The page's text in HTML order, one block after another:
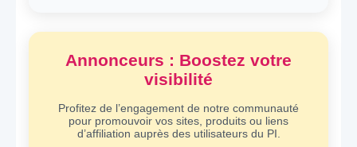
Annonceurs : Boostez votre
visibilité
Profitez de l’engagement de notre communauté
pour promouvoir vos sites, produits ou liens
d’affiliation auprès des utilisateurs du PI.